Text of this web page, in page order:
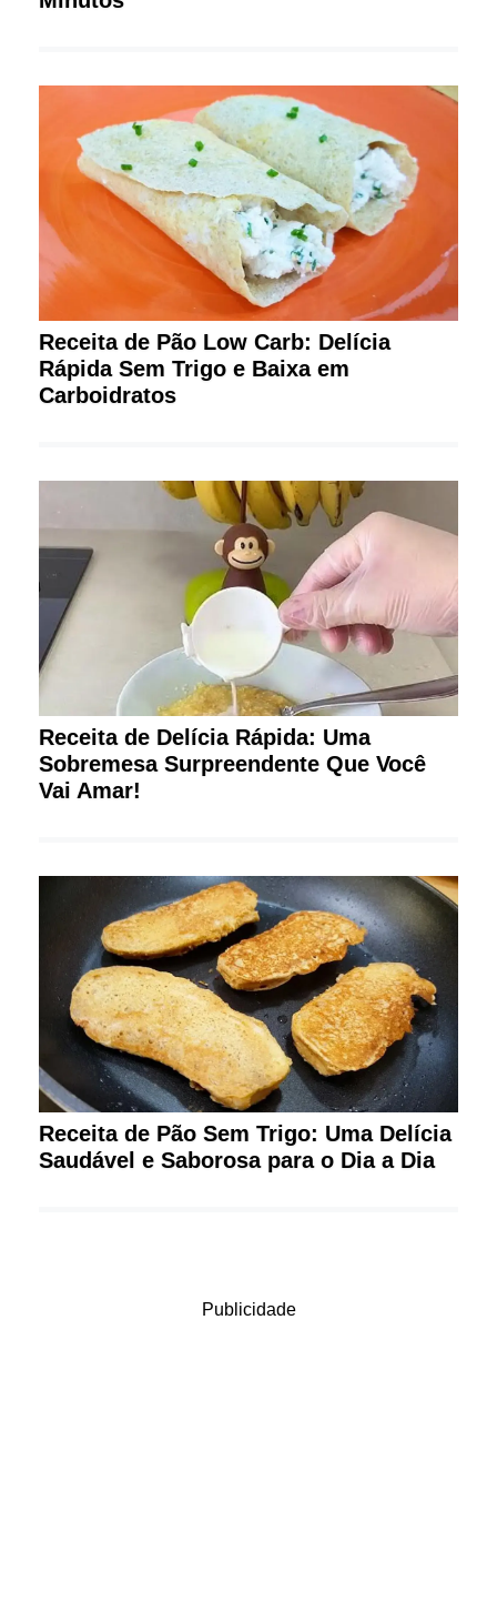
Receita de Pão Low Carb: Delícia
Rápida Sem Trigo e Baixa em
Carboidratos
Receita de Delícia Rápida: Uma
Sobremesa Surpreendente Que Você
Vai Amar!
Receita de Pão Sem Trigo: Uma Delícia
Saudável e Saborosa para o Dia a Dia
Publicidade